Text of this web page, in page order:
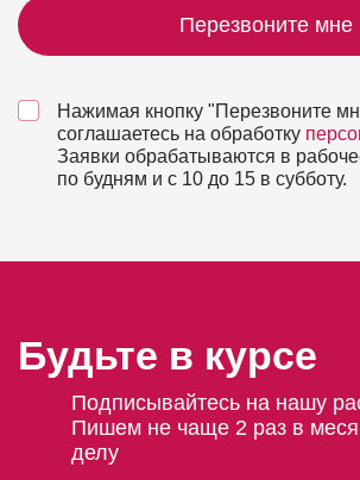
Перезвоните мне
Нажимая кнопку "Перезвоните
соглашаетесь на обработку
Заявки обрабатываются в
по будням и с 10 до 15 в субботу.
Будьте в курсе
Подписывайтесь на нашу
Пишем не чаще 2 раз в
делу